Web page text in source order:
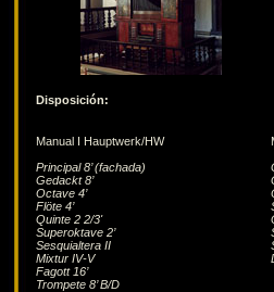
Disposición:
Manual I Hauptwerk/HW
Principal 8’ (fachada)
Gedackt 8’
Octave 4’
Flöte 4’
Quinte 2 2/3'
Superoktave 2’
Sesquialtera II
Mixtur IV-V
Fagott 16’
Trompete 8’ B/D